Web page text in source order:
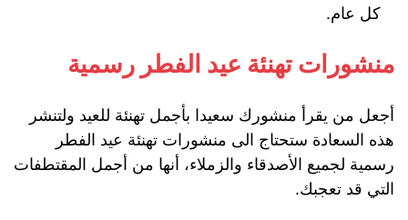
كل عام.
منشورات تهنئة عيد الفطر رسمية
أجعل من يقرأ منشورك سعيدا بأجمل تهنئة للعيد ولتنشر
هذه السعادة ستحتاج الى منشورات تهنئة عيد الفطر
رسمية لجميع الأصدقاء والزملاء، أنها من أجمل المقتطفات
التي قد تعجبك.